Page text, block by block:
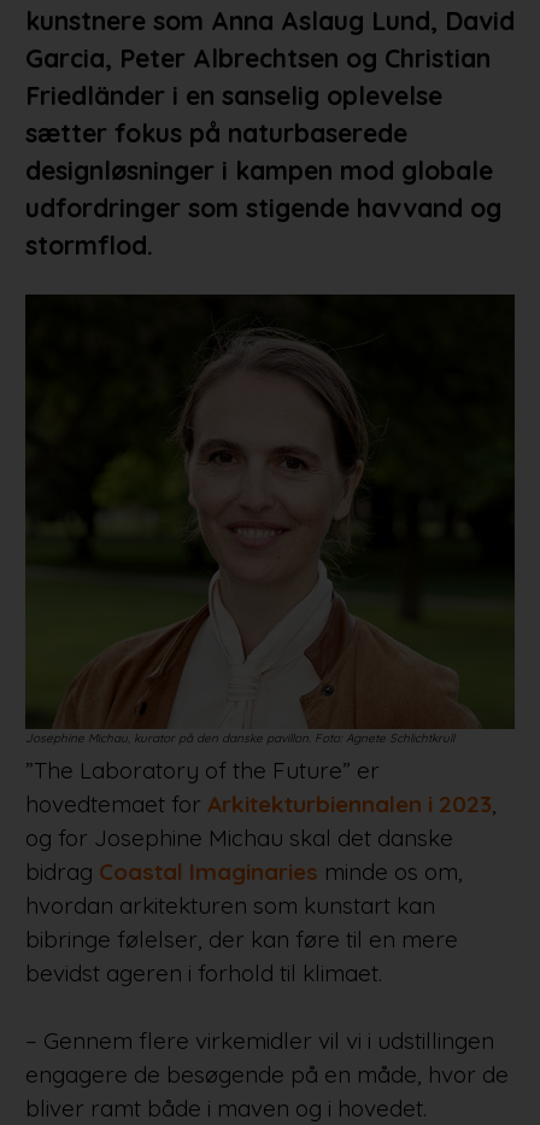
kunstnere som Anna Aslaug Lund, David
Garcia, Peter Albrechtsen og Christian
Friedländer i en sanselig oplevelse
sætter fokus på naturbaserede
designløsninger i kampen mod globale
udfordringer som stigende havvand og
stormflod.
Josephine Michau, kurator på den danske pavillon. Foto: Agnete Schlichtkrull
”The Laboratory of the Future” er
hovedtemaet for Arkitekturbiennalen i 2023,
og for Josephine Michau skal det danske
bidrag Coastal Imaginaries minde os om,
hvordan arkitekturen som kunstart kan
bibringe følelser, der kan føre til en mere
bevidst ageren i forhold til klimaet.
– Gennem flere virkemidler vil vi i udstillingen
engagere de besøgende på en måde, hvor de
bliver ramt både i maven og i hovedet.